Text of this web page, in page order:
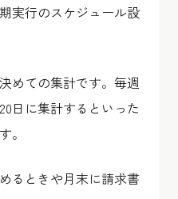
実行のスケジュール設
めての集計です。毎週
日に集計するといった
。
るときや月末に請求書